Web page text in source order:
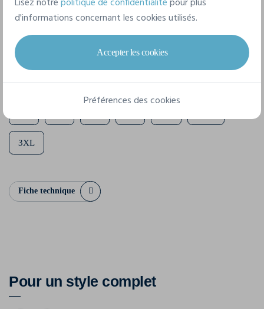
Composition
7 tailles disponibles
3XL
Fiche technique
Pour un style complet
d'informations concernant les cookies utilisés.
Accepter les cookies
Préférences des cookies